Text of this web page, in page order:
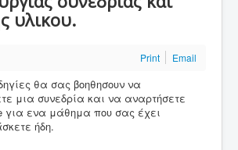
υλικου.
Print Email
θα σας βοηθησουν να
μια συνεδρία και να αναρτήσετε
για ενα μάθημα που σας έχει
ήδη.